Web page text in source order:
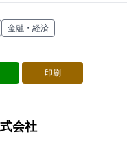
金融・経済
印刷
会社